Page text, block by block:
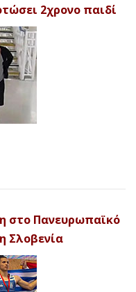
2χρονο παιδί
στο Πανευρωπαϊκό
Σλοβενία